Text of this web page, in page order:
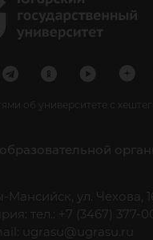
об университете с
Мансийск, ул. Чехова,
тел.: +7 (3467) 377-
ugrasu@ugrasu.ru